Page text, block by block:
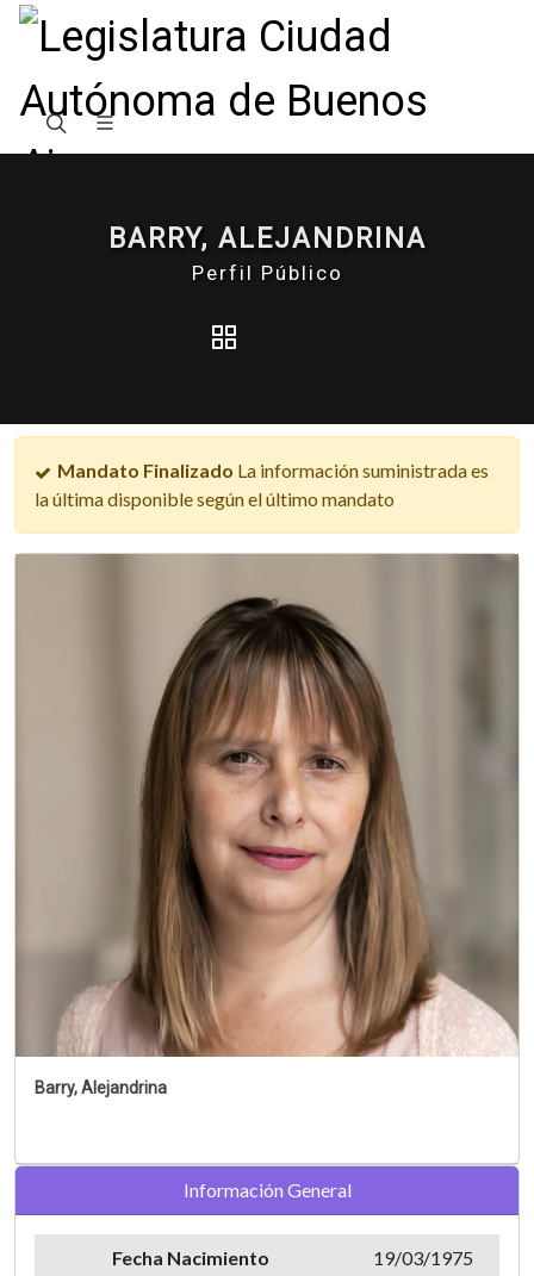
BARRY, ALEJANDRINA
Perfil Público
Mandato Finalizado La información suministrada es
la última disponible según el último mandato
Barry, Alejandrina
Información General
Fecha Nacimiento 19/03/1975